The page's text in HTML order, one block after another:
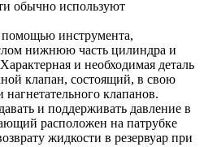
обычно используют
инструмента,
нижнюю часть цилиндра и
и необходимая деталь
клапан, состоящий, в свою
клапанов.
и поддерживать давление в
расположен на патрубке
жидкости в резервуар при